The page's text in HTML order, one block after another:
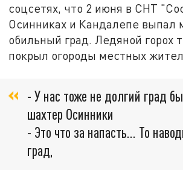
соцсетях, что 2 июня в СНТ
Осинниках и Кандалепе
обильный град. Ледяной горох
покрыл огороды местных
- У нас тоже не долгий град
шахтер Осинники
- Это что за напасть... То
град,